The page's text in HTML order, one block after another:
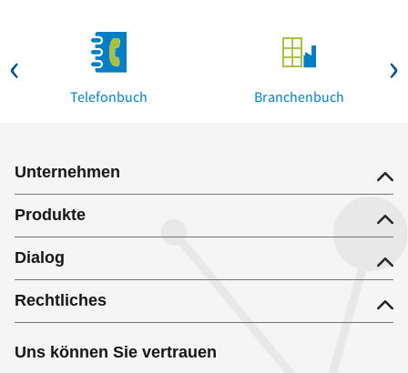
Telefonbuch Branchenbuch
Unternehmen
Produkte
Dialog
Rechtliches
Uns können Sie vertrauen